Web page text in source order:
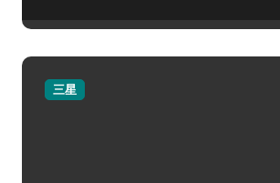
三星